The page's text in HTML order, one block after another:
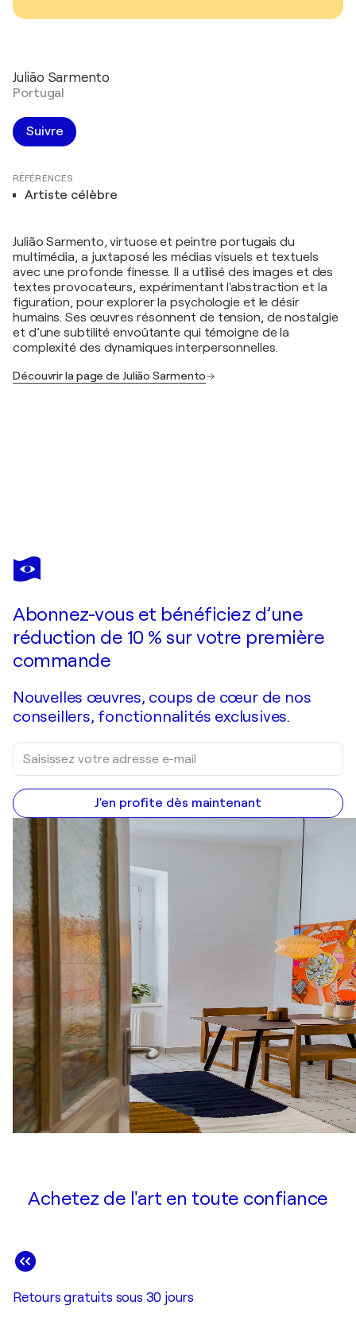
Julião Sarmento
Portugal
Suivre
RÉFÉRENCES
Artiste célèbre
Julião Sarmento, virtuose et peintre portugais du
multimédia, a juxtaposé les médias visuels et textuels
avec une profonde finesse. Il a utilisé des images et des
textes provocateurs, expérimentant l'abstraction et la
figuration, pour explorer la psychologie et le désir
humains. Ses œuvres résonnent de tension, de nostalgie
et d’une subtilité envoûtante qui témoigne de la
complexité des dynamiques interpersonnelles.
Découvrir la page de Julião Sarmento
JULIÃO SARMENTO
Sans titre
Abonnez-vous et bénéficiez d’une
réduction de 10 % sur votre première
commande
Nouvelles œuvres, coups de cœur de nos
conseillers, fonctionnalités exclusives.
J'en profite dès maintenant
Achetez de l'art en toute confiance
Retours gratuits sous 30 jours